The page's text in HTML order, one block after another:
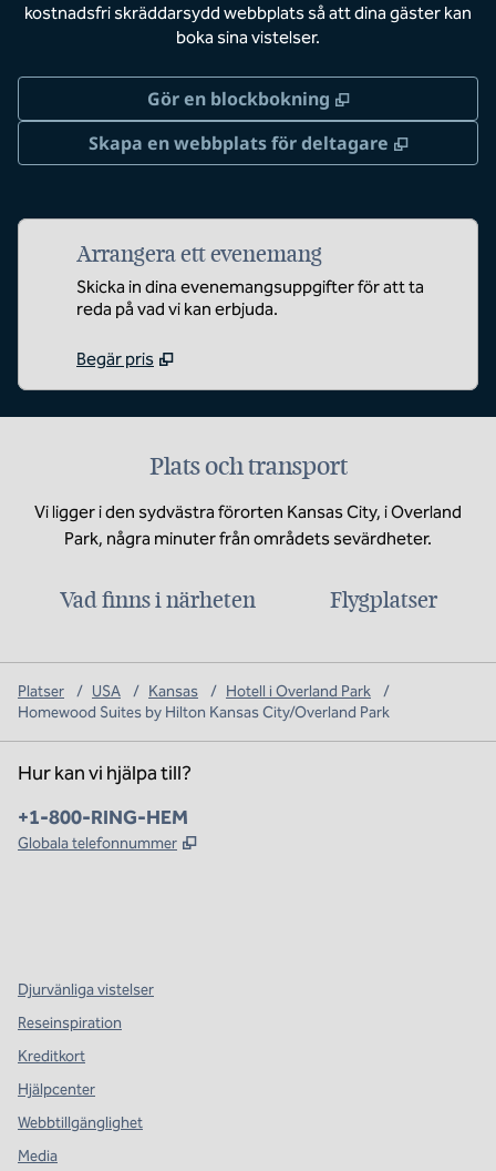
kostnadsfri skräddarsydd webbplats så att dina gäster kan
boka sina vistelser.
Gör en blockbokning ,
Skapa en webbplats för deltagare
,
Arrangera ett evenemang
Skicka in dina evenemangsuppgifter för att ta
reda på vad vi kan erbjuda.
Begär pris
Plats och transport
Vi ligger i den sydvästra förorten Kansas City, i Overland
Park, några minuter från områdets sevärdheter.
Vad finns i närheten Flygplatser
Platser / USA / Kansas / Hotell i Overland Park
/
Homewood Suites by Hilton Kansas City/Overland Park
Hur kan vi hjälpa till?
Telefon:
+1-800-RING-HEM
Globala telefonnummer ,
Djurvänliga vistelser
Reseinspiration
Kreditkort
Hjälpcenter
Webbtillgänglighet
Media